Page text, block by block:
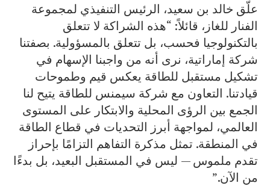
علّق خالد بن سعيد، الرئيس التنفيذي لمجموعة
الفنار للغاز، قائلاً: “هذه الشراكة لا تتعلق
بالتكنولوجيا فحسب، بل تتعلق بالمسؤولية. بصفتنا
شركة إماراتية، نرى أنه من واجبنا الإسهام في
تشكيل مستقبل للطاقة يعكس قيم وطموحات
قيادتنا. التعاون مع شركة سيمنس للطاقة يتيح لنا
الجمع بين الرؤى المحلية والابتكار على المستوى
العالمي، لمواجهة أبرز التحديات في قطاع الطاقة
في المنطقة. تمثل مذكرة التفاهم التزامًا بإحراز
تقدم ملموس — ليس في المستقبل البعيد، بل بدءًا
من الآن.”